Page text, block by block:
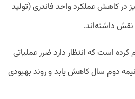
در کاهش عملکرد واحد فاندری (تولید
داشته‌اند.
است که انتظار دارد ضرر عملیاتی
دوم سال کاهش یابد و روند بهبودی